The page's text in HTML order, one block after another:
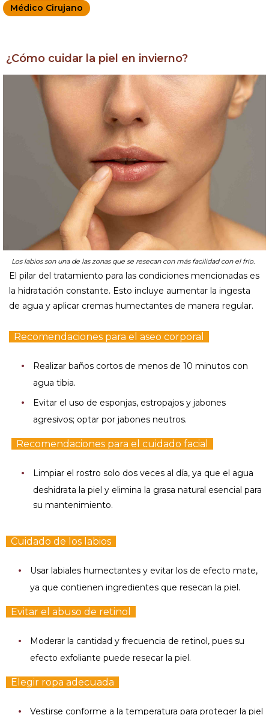
Médico Cirujano
¿Cómo cuidar la piel en invierno?
Los labios son una de las zonas que se resecan con más facilidad con el frío.
El pilar del tratamiento para las condiciones mencionadas es
la hidratación constante. Esto incluye aumentar la ingesta
de agua y aplicar cremas humectantes de manera regular.
Recomendaciones para el aseo corporal
Realizar baños cortos de menos de 10 minutos con
agua tibia.
Evitar el uso de esponjas, estropajos y jabones
agresivos; optar por jabones neutros.
Recomendaciones para el cuidado facial
Limpiar el rostro solo dos veces al día, ya que el agua
deshidrata la piel y elimina la grasa natural esencial para
su mantenimiento.
Cuidado de los labios
Usar labiales humectantes y evitar los de efecto mate,
ya que contienen ingredientes que resecan la piel.
Evitar el abuso de retinol
Moderar la cantidad y frecuencia de retinol, pues su
efecto exfoliante puede resecar la piel.
Elegir ropa adecuada
Vestirse conforme a la temperatura para proteger la piel